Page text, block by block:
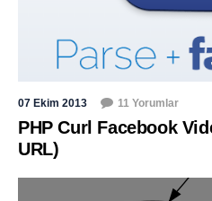
07 Ekim 2013 11 Yorumlar
PHP Curl Facebook
URL)